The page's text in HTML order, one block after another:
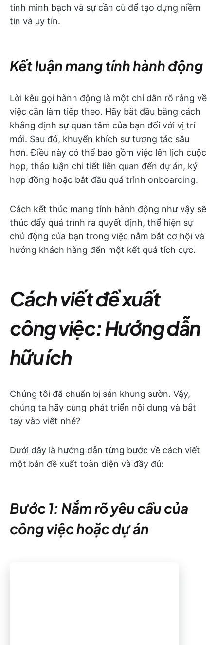
tính minh bạch và sự cần cù để tạo dựng niềm
tin và uy tín.
Kết luận mang tính hành động
Lời kêu gọi hành động là một chỉ dẫn rõ ràng về
việc cần làm tiếp theo. Hãy bắt đầu bằng cách
khẳng định sự quan tâm của bạn đối với vị trí
mới. Sau đó, khuyến khích sự tương tác sâu
hơn. Điều này có thể bao gồm việc lên lịch cuộc
họp, thảo luận chi tiết liên quan đến dự án, ký
hợp đồng hoặc bắt đầu quá trình onboarding.
Cách kết thúc mang tính hành động như vậy sẽ
thúc đẩy quá trình ra quyết định, thể hiện sự
chủ động của bạn trong việc nắm bắt cơ hội và
hướng khách hàng đến một kết quả tích cực.
Cách viết đề xuất
công việc: Hướng dẫn
hữu ích
Chúng tôi đã chuẩn bị sẵn khung sườn. Vậy,
chúng ta hãy cùng phát triển nội dung và bắt
tay vào viết nhé?
Dưới đây là hướng dẫn từng bước về cách viết
một bản đề xuất toàn diện và đầy đủ:
Bước 1: Nắm rõ yêu cầu của
công việc hoặc dự án